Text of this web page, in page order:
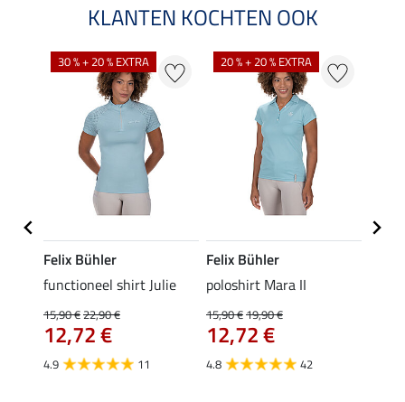
KLANTEN KOCHTEN OOK
30 % + 20 % EXTRA
Felix Bühler
functioneel shirt Julie
15,90 €22,90 €
12,72 €
4.9 11
20 % + 20 % EXTRA
Felix Bühler
poloshirt Mara II
15,90 €19,90 €
12,72 €
4.8 42